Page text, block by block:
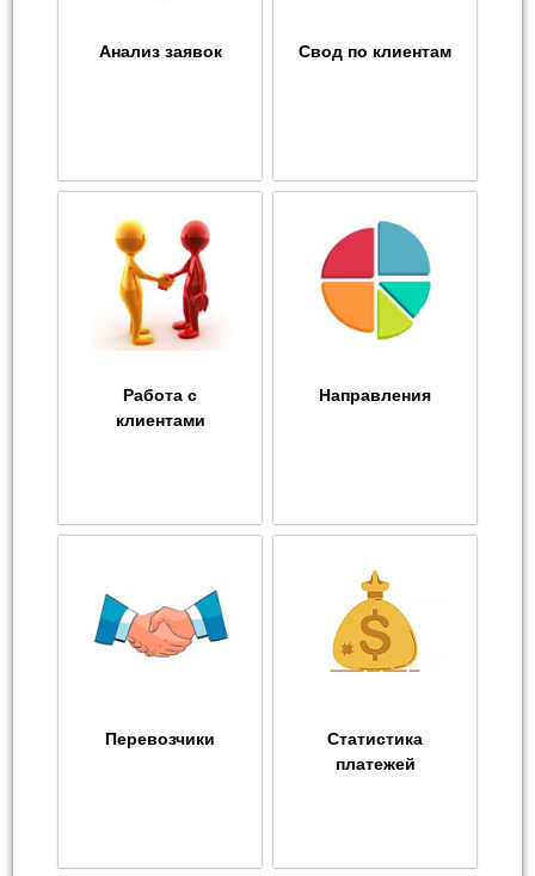
Анализ заявок Свод по клиентам
Работа с
клиентами
Направления
Перевозчики
Статистика
платежей